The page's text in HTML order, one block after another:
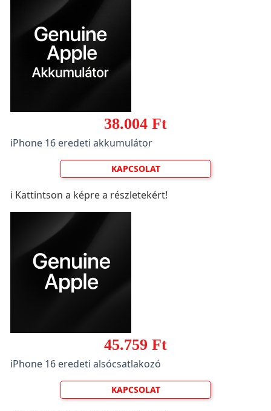
38.004 Ft
iPhone 16 eredeti akkumulátor
KAPCSOLAT
ℹ️ Kattintson a képre a részletekért!
45.759 Ft
iPhone 16 eredeti alsócsatlakozó
KAPCSOLAT